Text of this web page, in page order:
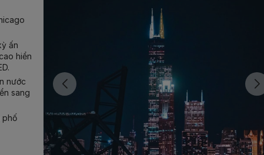
ấn
hiển
nước
sang
phố